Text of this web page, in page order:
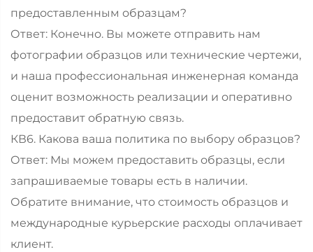
предоставленным образцам?
Ответ: Конечно. Вы можете отправить нам
фотографии образцов или технические чертежи,
и наша профессиональная инженерная команда
оценит возможность реализации и оперативно
предоставит обратную связь.
КВ6. Какова ваша политика по выбору образцов?
Ответ: Мы можем предоставить образцы, если
запрашиваемые товары есть в наличии.
Обратите внимание, что стоимость образцов и
международные курьерские расходы оплачивает
клиент.